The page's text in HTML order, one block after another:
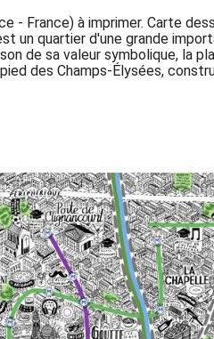
- France) à imprimer. Carte
quartier d'une grande
de sa valeur symbolique, la
des Champs-Élysées,